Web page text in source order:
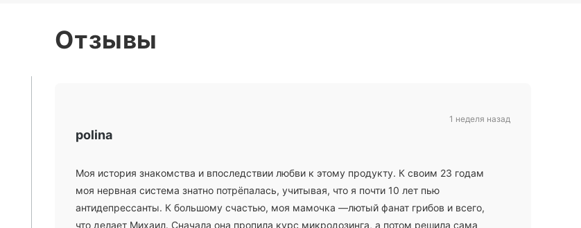
Отзывы
polina
Моя история знакомства и впоследствии любви к этому продукту. К своим 23 годам
моя нервная система знатно потрёпалась, учитывая, что я почти 10 лет пью
антидепрессанты. К большому счастью, моя мамочка —лютый фанат грибов и всего,
что делает Михаил. Сначала она пропила курс микродозинга, а потом решила сама
1 неделя назад